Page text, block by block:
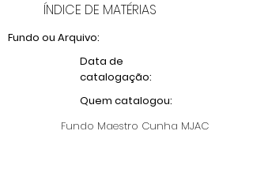
ÍNDICE DE MATÉRIAS
Fundo ou Arquivo:
Data de
catalogação:
Quem catalogou:
Fundo Maestro Cunha MJAC